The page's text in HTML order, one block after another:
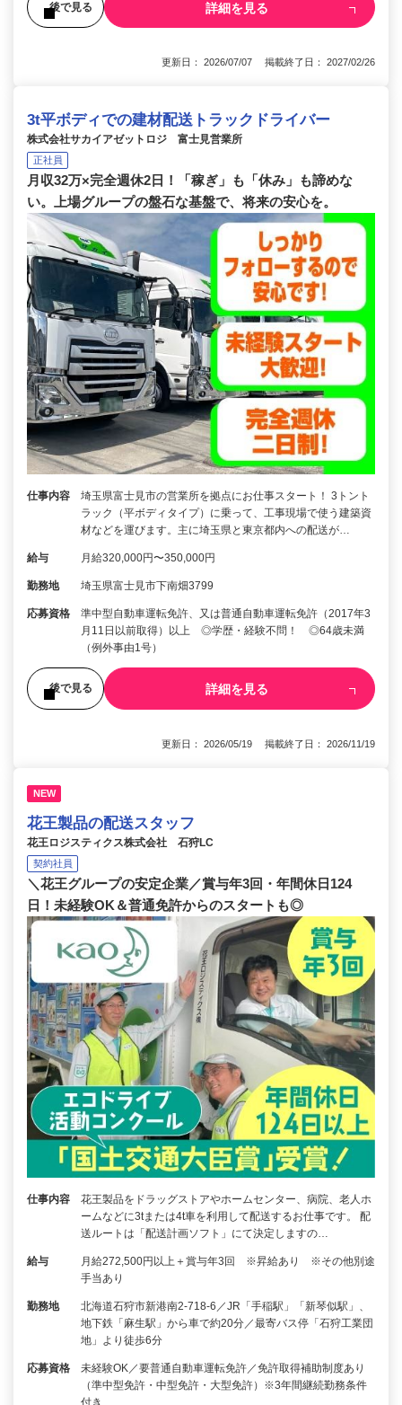
後で見る 詳細を見る
更新日： 2026/07/07 掲載終了日： 2027/02/26
3t平ボディでの建材配送トラックドライバー
株式会社サカイアゼットロジ 富士見営業所
正社員
月収32万×完全週休2日！「稼ぎ」も「休み」も諦めな
い。上場グループの盤石な基盤で、将来の安心を。
仕事内容
埼玉県富士見市の営業所を拠点にお仕事スタート！ 3トント
ラック（平ボディタイプ）に乗って、工事現場で使う建築資
材などを運びます。主に埼玉県と東京都内への配送が…
給与 月給320,000円〜350,000円
勤務地 埼玉県富士見市下南畑3799
応募資格
準中型自動車運転免許、又は普通自動車運転免許（2017年3
月11日以前取得）以上 ◎学歴・経験不問！ ◎64歳未満
（例外事由1号）
後で見る 詳細を見る
更新日： 2026/05/19 掲載終了日： 2026/11/19
NEW
花王製品の配送スタッフ
花王ロジスティクス株式会社 石狩LC
契約社員
＼花王グループの安定企業／賞与年3回・年間休日124
日！未経験OK＆普通免許からのスタートも◎
仕事内容
花王製品をドラッグストアやホームセンター、病院、老人ホ
ームなどに3tまたは4t車を利用して配送するお仕事です。 配
送ルートは「配送計画ソフト」にて決定しますの…
給与
月給272,500円以上＋賞与年3回 ※昇給あり ※その他別途
手当あり
勤務地
北海道石狩市新港南2-718-6／JR「手稲駅」「新琴似駅」、
地下鉄「麻生駅」から車で約20分／最寄バス停「石狩工業団
地」より徒歩6分
応募資格
未経験OK／要普通自動車運転免許／免許取得補助制度あり
（準中型免許・中型免許・大型免許）※3年間継続勤務条件
付き